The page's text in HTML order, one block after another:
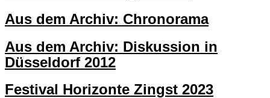
Aus dem Archiv: Chronorama
Aus dem Archiv: Diskussion in
Düsseldorf 2012
Festival Horizonte Zingst 2023